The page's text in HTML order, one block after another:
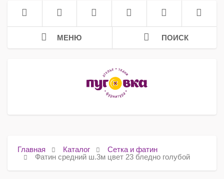
МЕНЮ ПОИСК
Главная Каталог
Сетка и фатин
Фатин средний ш.3м цвет 23 бледно голубой